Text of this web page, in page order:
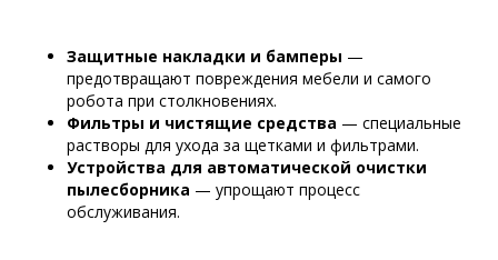
Защитные накладки и бамперы —
предотвращают повреждения мебели и самого
робота при столкновениях.
Фильтры и чистящие средства — специальные
растворы для ухода за щетками и фильтрами.
Устройства для автоматической очистки
пылесборника — упрощают процесс
обслуживания.